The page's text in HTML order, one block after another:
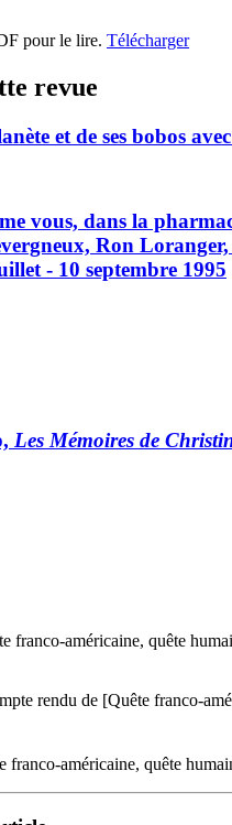
pour le lire. Télécharger
revue
et de ses bobos
vous, dans la
Ron
- 10 septembre 1995
Les Mémoires de
franco-américaine, quête
rendu de [Quête franco-
américaine, quête